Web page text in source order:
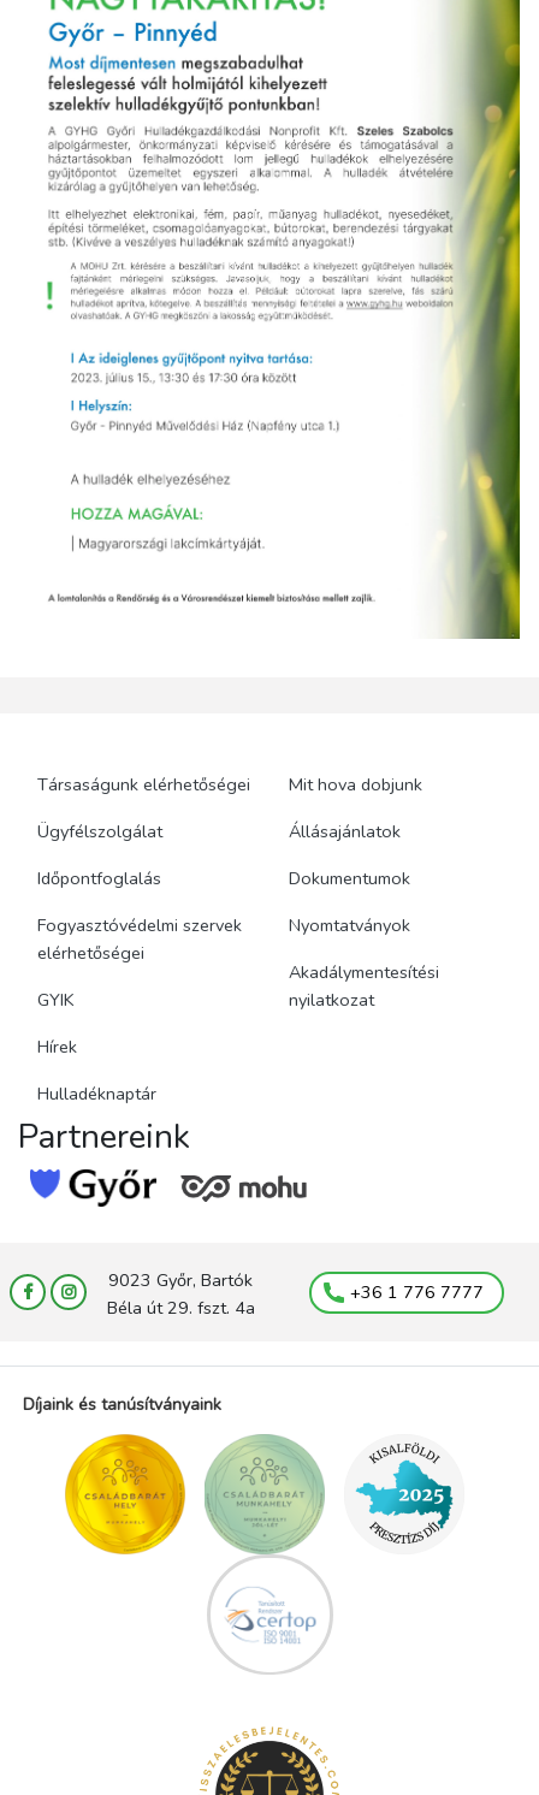
Társaságunk elérhetőségei
Ügyfélszolgálat
Időpontfoglalás
Fogyasztóvédelmi szervek
elérhetőségei
GYIK
Hírek
Hulladéknaptár
Mit hova dobjunk
Állásajánlatok
Dokumentumok
Nyomtatványok
Akadálymentesítési
nyilatkozat
Partnereink
9023 Győr, Bartók
Béla út 29. fszt. 4a
+36 1 776 7777
Díjaink és tanúsítványaink